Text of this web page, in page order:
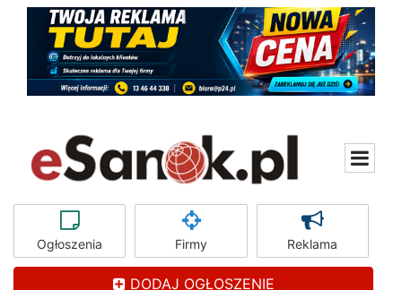
Ogłoszenia Firmy Reklama
DODAJ OGŁOSZENIE